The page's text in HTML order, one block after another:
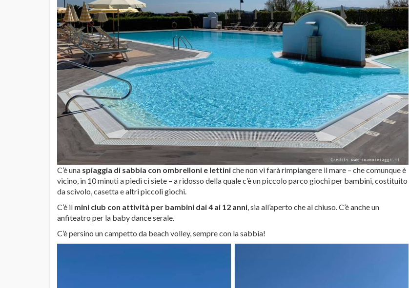
C’è una spiaggia di sabbia con ombrelloni e lettiniche non vi farà rimpiangere il mare – che comunque è
vicino, in 10 minuti a piedi ci siete – a ridosso della quale c’è un piccolo parco giochi per bambini, costituito
da scivolo, casetta e altri piccoli giochi.
C’è il mini club con attività per bambini dai 4 ai 12 anni, sia all’aperto che al chiuso. C’è anche un
anfiteatro per la baby dance serale.
C’è persino un campetto da beach volley, sempre con la sabbia!